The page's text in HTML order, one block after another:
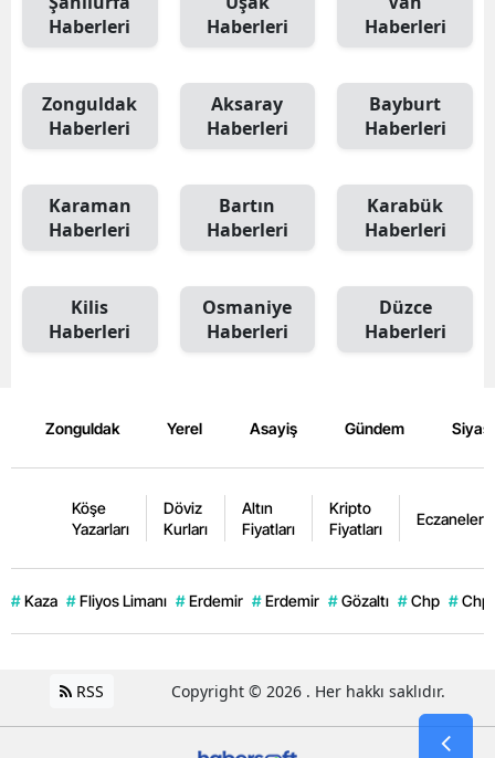
Haberleri
Haberleri
Haberleri
Zonguldak
Haberleri
Aksaray
Haberleri
Bayburt
Haberleri
Karaman
Haberleri
Bartın
Haberleri
Karabük
Haberleri
Kilis
Haberleri
Osmaniye
Haberleri
Düzce
Haberleri
Zonguldak Yerel Asayiş Gündem
Köşe
Yazarları
Döviz
Kurları
Altın
Fiyatları
Kripto
Fiyatları
Eczaneler
# Kaza # Fliyos Limanı # Erdemir # Erdemir # Gözaltı # Chp # Chp
RSS Copyright © 2026 . Her hakkı saklıdır.